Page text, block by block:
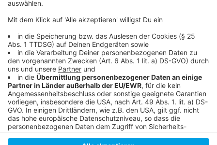
Livestream|Instagram|Facebook| WhatsApp-Kanal
Anzeige
Anzeige